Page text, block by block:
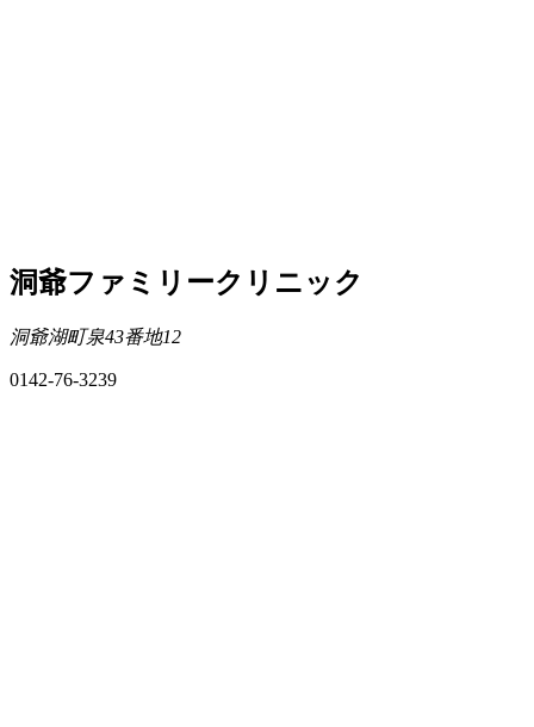
洞爺ファミリークリニック
洞爺湖町泉43番地12
0142-76-3239